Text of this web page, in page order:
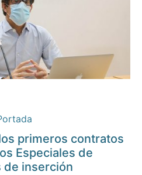
primeros contratos
Especiales de
de inserción